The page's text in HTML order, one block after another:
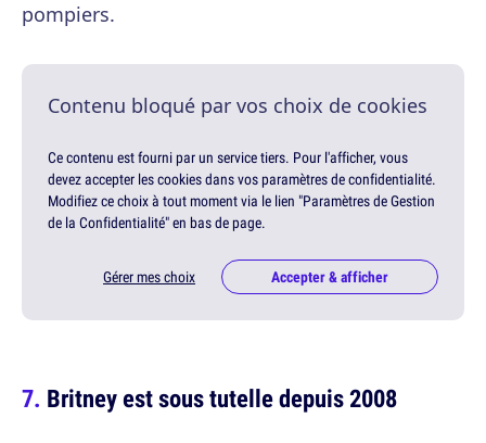
pompiers.
Contenu bloqué par vos choix de cookies
Ce contenu est fourni par un service tiers. Pour l'afficher, vous
devez accepter les cookies dans vos paramètres de confidentialité.
Modifiez ce choix à tout moment via le lien "Paramètres de Gestion
de la Confidentialité" en bas de page.
Gérer mes choix Accepter & afficher
Britney est sous tutelle depuis 2008